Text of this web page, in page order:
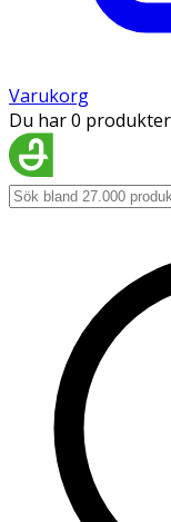
Varukorg
Du har 0